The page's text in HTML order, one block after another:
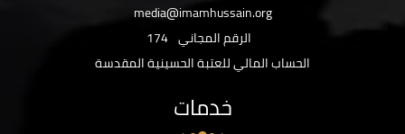
media@imamhussain.org
الرقم المجاني 174
الحساب المالي للعتبة الحسينية المقدسة
خدمات